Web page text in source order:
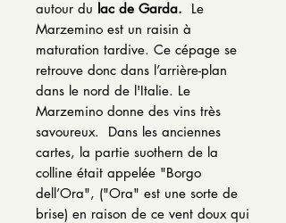
autour du lac de Garda. Le
Marzemino est un raisin à
maturation tardive. Ce cépage se
retrouve donc dans l’arrière-plan
dans le nord de l'Italie. Le
Marzemino donne des vins très
savoureux. Dans les anciennes
cartes, la partie suothern de la
colline était appelée "Borgo
dell’Ora", ("Ora" est une sorte de
brise) en raison de ce vent doux qui